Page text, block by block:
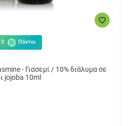
Πόντοι
- Γιασεμί / 10% διάλυμα σε
jojoba 10ml